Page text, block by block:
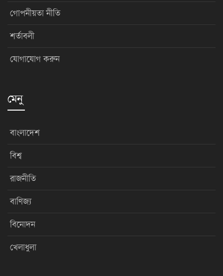
গোপনীয়তা নীতি
শর্তাবলী
যোগাযোগ করুন
মেনু
বাংলাদেশ
বিশ্ব
রাজনীতি
বাণিজ্য
বিনোদন
খেলাধুলা